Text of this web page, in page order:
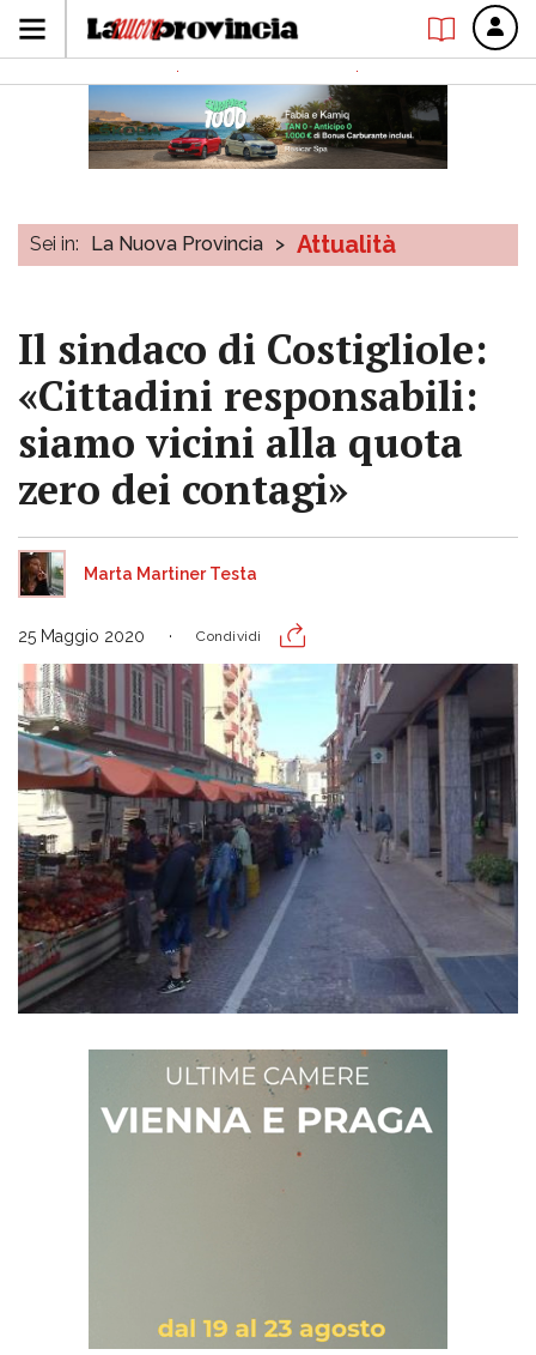
Sei in: La Nuova Provincia > Attualità
Il sindaco di Costigliole:
«Cittadini responsabili:
siamo vicini alla quota
zero dei contagi»
Marta Martiner Testa
25 Maggio 2020 Condividi